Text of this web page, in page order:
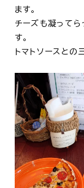
ます。
チーズも凝ってら
す。
トマトソースとの